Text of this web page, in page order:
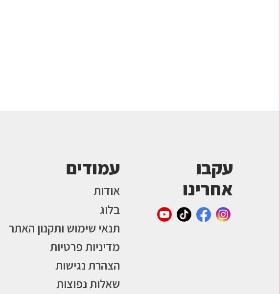
עקבו
אחרינו
עמודים
אודות
בלוג
תנאי שימוש ותקנון האתר
מדיניות פרטיות
הצהרת נגישות
שאלות נפוצות